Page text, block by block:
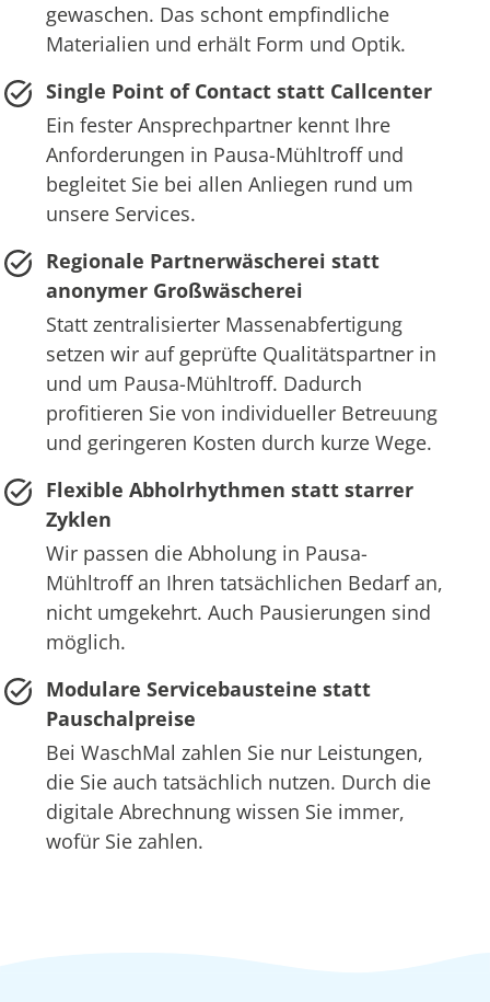
gewaschen. Das schont empfindliche
Materialien und erhält Form und Optik.
Single Point of Contact statt Callcenter
Ein fester Ansprechpartner kennt Ihre
Anforderungen in Pausa-Mühltroff und
begleitet Sie bei allen Anliegen rund um
unsere Services.
Regionale Partnerwäscherei statt
anonymer Großwäscherei
Statt zentralisierter Massenabfertigung
setzen wir auf geprüfte Qualitätspartner in
und um Pausa-Mühltroff. Dadurch
profitieren Sie von individueller Betreuung
und geringeren Kosten durch kurze Wege.
Flexible Abholrhythmen statt starrer
Zyklen
Wir passen die Abholung in Pausa-
Mühltroff an Ihren tatsächlichen Bedarf an,
nicht umgekehrt. Auch Pausierungen sind
möglich.
Modulare Servicebausteine statt
Pauschalpreise
Bei WaschMal zahlen Sie nur Leistungen,
die Sie auch tatsächlich nutzen. Durch die
digitale Abrechnung wissen Sie immer,
wofür Sie zahlen.